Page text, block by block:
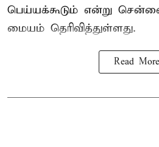
பெய்யக்கூடும் என்று
மையம் தெரிவித்துள்ளது.
Read More